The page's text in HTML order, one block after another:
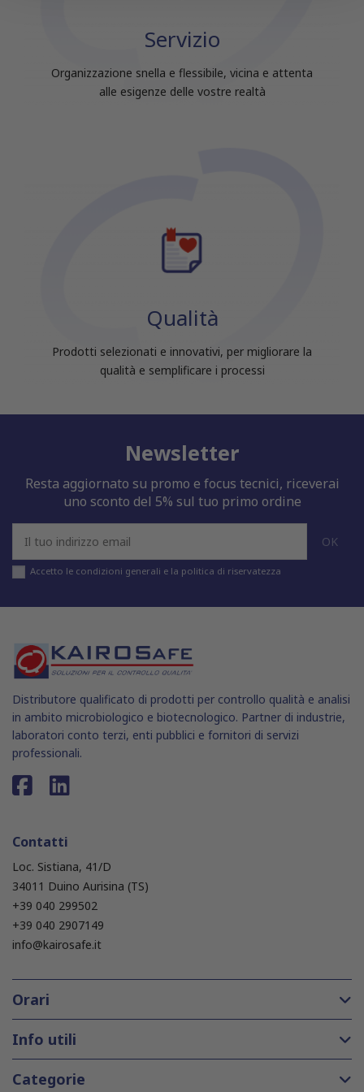
Servizio
Organizzazione snella e flessibile, vicina e attenta
alle esigenze delle vostre realtà
Qualità
Prodotti selezionati e innovativi, per migliorare la
qualità e semplificare i processi
Newsletter
Resta aggiornato su promo e focus tecnici, riceverai
uno sconto del 5% sul tuo primo ordine
Accetto le condizioni generali e la politica di riservatezza
Distributore qualificato di prodotti per controllo qualità e analisi
in ambito microbiologico e biotecnologico. Partner di industrie,
laboratori conto terzi, enti pubblici e fornitori di servizi
professionali.
Contatti
Loc. Sistiana, 41/D
34011 Duino Aurisina (TS)
+39 040 299502
+39 040 2907149
info@kairosafe.it
Orari
Info utili
Categorie